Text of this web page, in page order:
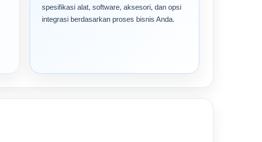
spesifikasi alat, software, aksesori, dan opsi
integrasi berdasarkan proses bisnis Anda.